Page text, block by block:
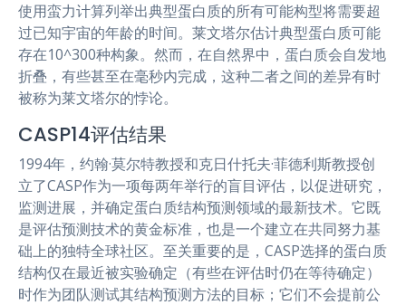
使用蛮力计算列举出典型蛋白质的所有可能构型将需要超
过已知宇宙的年龄的时间。莱文塔尔估计典型蛋白质可能
存在10^300种构象。然而，在自然界中，蛋白质会自发地
折叠，有些甚至在毫秒内完成，这种二者之间的差异有时
被称为莱文塔尔的悖论。
CASP14评估结果
1994年，约翰·莫尔特教授和克日什托夫·菲德利斯教授创
立了CASP作为一项每两年举行的盲目评估，以促进研究，
监测进展，并确定蛋白质结构预测领域的最新技术。它既
是评估预测技术的黄金标准，也是一个建立在共同努力基
础上的独特全球社区。至关重要的是，CASP选择的蛋白质
结构仅在最近被实验确定（有些在评估时仍在等待确定）
时作为团队测试其结构预测方法的目标；它们不会提前公